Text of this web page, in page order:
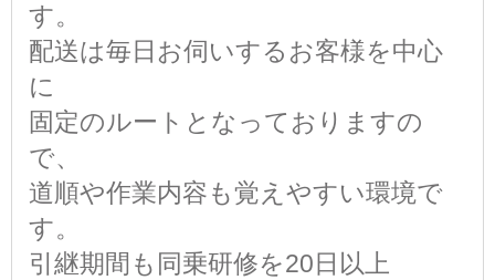
す。
配送は毎日お伺いするお客様を中心
に
固定のルートとなっておりますの
で、
道順や作業内容も覚えやすい環境で
す。
引継期間も同乗研修を20日以上